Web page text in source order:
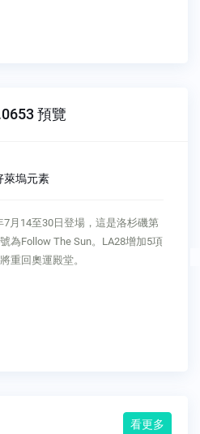
預覽
萊塢元素
月14至30日登場，這是洛杉磯第
為Follow The Sun。LA28增加5項
重回奧運殿堂。
看更多